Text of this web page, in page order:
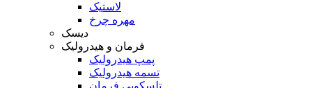
لاستیک
مهره چرخ
دیسک
فرمان و هیدرولیک
پمپ هیدرولیک
تسمه هیدرولیک
تلسکوپی فرمان